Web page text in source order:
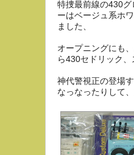
特捜最前線の430
ーはベージュ系ホ
ました、
オープニングにも
ら430セドリック
神代警視正の登場
なっなったりして